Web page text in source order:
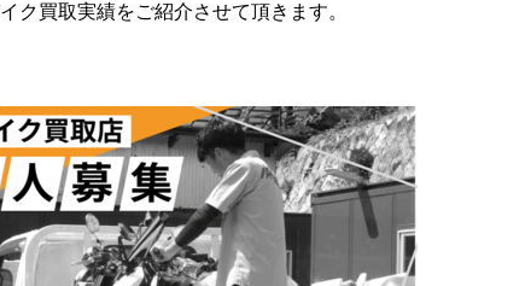
ク買取実績をご紹介させて頂きます。